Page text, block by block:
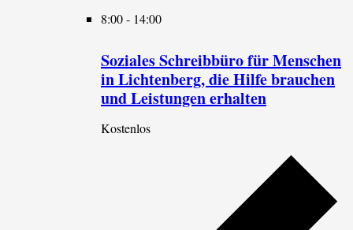
8:00- 14:00
Soziales Schreibbüro für Menschen
in Lichtenberg, die Hilfe brauchen
und Leistungen erhalten
Kostenlos